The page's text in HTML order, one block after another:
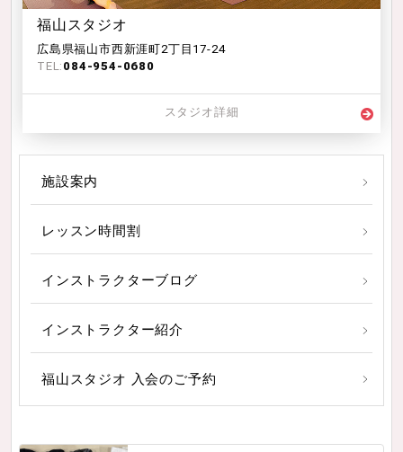
福山スタジオ
広島県福山市西新涯町2丁目17-24
TEL: 084-954-0680
スタジオ詳細
施設案内
レッスン時間割
インストラクターブログ
インストラクター紹介
福山スタジオ 入会のご予約